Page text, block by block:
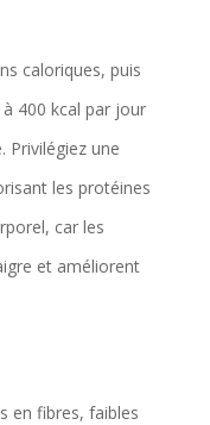
caloriques, puis
400 kcal par jour
Privilégiez une
les protéines
car les
et améliorent
en fibres, faibles